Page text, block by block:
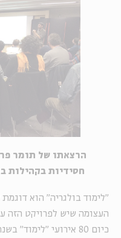
הרצאתו של תומר
חסידיות בקהילות
"לימוד בולגריה" הוא
העצומה שיש לפרויקט הזה